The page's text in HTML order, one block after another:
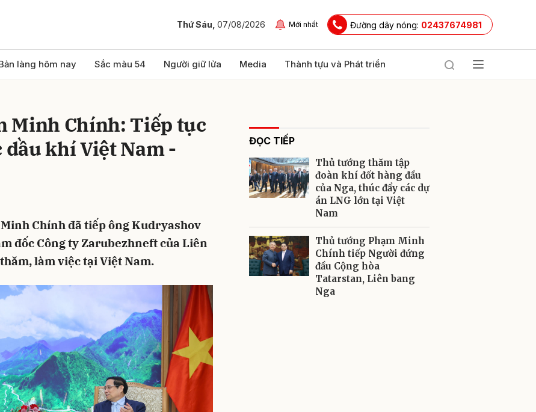
Thứ Sáu, 07/08/2026 Mới nhất Đường dây nóng: 02437674981
làng hôm nay Sắc màu 54 Người giữ lửa Media Thành tựu và Phát triển
Minh Chính: Tiếp tục
khí Việt Nam -
Chính đã tiếp ông Kudryashov
đốc Công ty Zarubezhneft của Liên
làm việc tại Việt Nam.
ĐỌC TIẾP
Thủ tướng thăm tập
đoàn khí đốt hàng đầu
của Nga, thúc đẩy các dự
án LNG lớn tại Việt
Nam
Thủ tướng Phạm Minh
Chính tiếp Người đứng
đầu Cộng hòa
Tatarstan, Liên bang
Nga
luận
Gửi